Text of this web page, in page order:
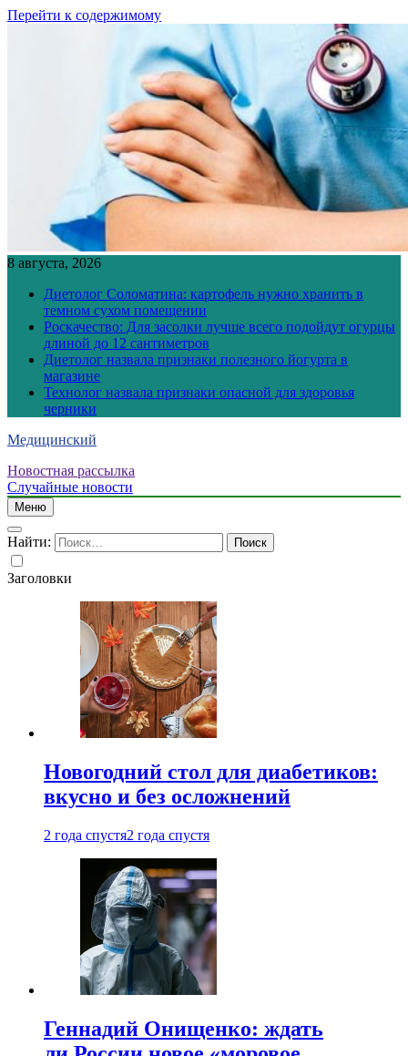
Перейти к содержимому
8 августа, 2026
Диетолог Соломатина: картофель нужно хранить в
темном сухом помещении
Роскачество: Для засолки лучше всего подойдут огурцы
длиной до 12 сантиметров
Диетолог назвала признаки полезного йогурта в
магазине
Технолог назвала признаки опасной для здоровья
черники
Медицинский
Новостная рассылка
Случайные новости
Меню
Найти:
Заголовки
Новогодний стол для диабетиков:
вкусно и без осложнений
2 года спустя2 года спустя
Геннадий Онищенко: ждать